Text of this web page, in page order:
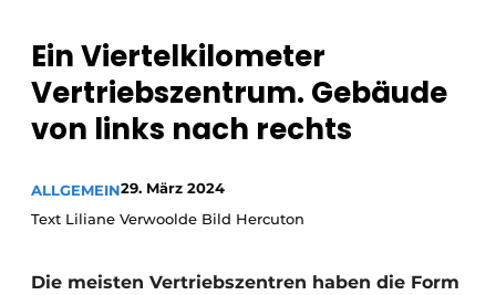
Ein Viertelkilometer
Vertriebszentrum. Gebäude
von links nach rechts
ALLGEMEIN29. März 2024
Text Liliane Verwoolde Bild Hercuton
Die meisten Vertriebszentren haben die Form